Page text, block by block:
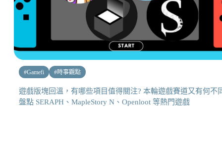
#Gamefi #時事觀點
遊戲版塊回溫，有哪些項目值得關注? 本輪遊戲賽道又有何不
盤點 SERAPH、MapleStory N、Openloot 等熱門遊戲